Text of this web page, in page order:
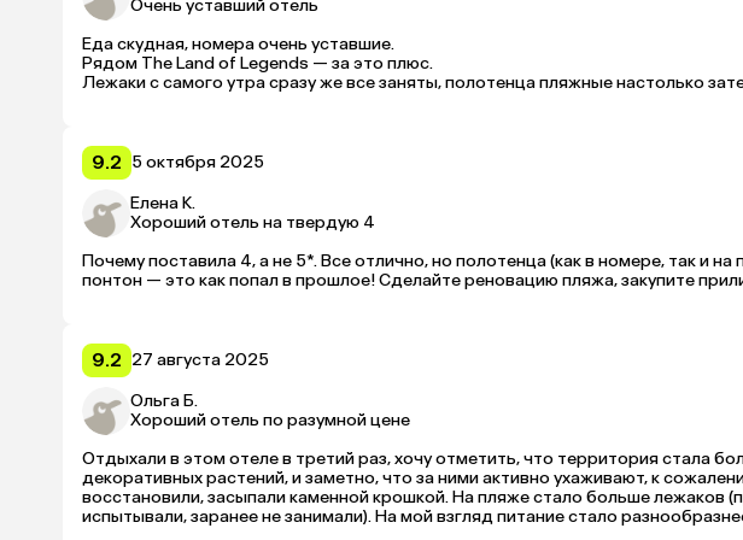
Очень уставший отель
Еда скудная, номера очень уставшие.
Рядом The Land of Legends — за это плюс.
Лежаки с самого утра сразу же все заняты, полотенца пляжные настолько
9.2 5 октября 2025
Елена К.
Хороший отель на твердую 4
Почему поставила 4, а не 5*. Все отлично, но полотенца (как в номере, так и
понтон — это как попал в прошлое! Сделайте реновацию пляжа, закупите
9.2 27 августа 2025
Ольга Б.
Хороший отель по разумной цене
Отдыхали в этом отеле в третий раз, хочу отметить, что территория стала
декоративных растений, и заметно, что за ними активно ухаживают, к
восстановили, засыпали каменной крошкой. На пляже стало больше лежаков
испытывали, заранее не занимали). На мой взгляд питание стало